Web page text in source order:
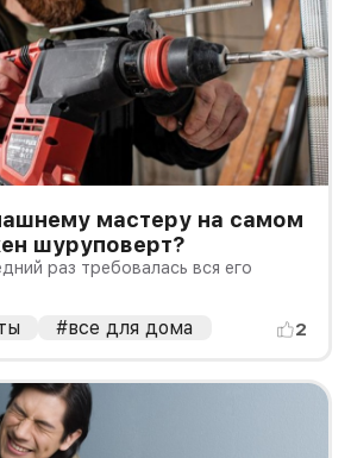
мастеру на самом
шуруповерт?
раз требовалась вся его
#все для дома 2